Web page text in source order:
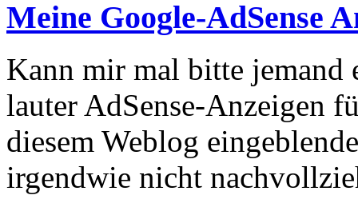
Meine Google-AdSense
Kann mir mal bitte
lauter AdSense-Anzeigen
diesem Weblog
irgendwie nicht